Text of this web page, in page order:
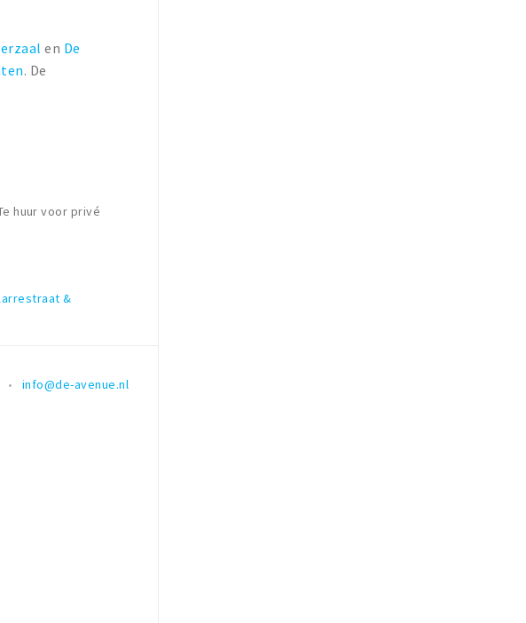
en De
. De
huur voor privé
&
info@de-avenue.nl